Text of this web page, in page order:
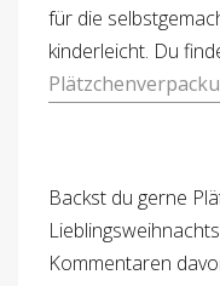
für die
kinderleicht. Du
Backst du gerne
Kommentaren